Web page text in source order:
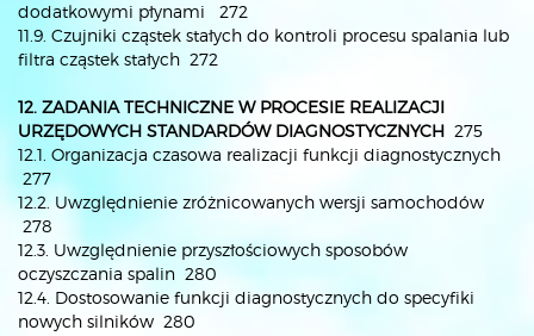
dodatkowymi płynami 272
11.9. Czujniki cząstek stałych do kontroli procesu spalania lub
filtra cząstek stałych 272
12. ZADANIA TECHNICZNE W PROCESIE REALIZACJI
URZĘDOWYCH STANDARDÓW DIAGNOSTYCZNYCH 275
12.1. Organizacja czasowa realizacji funkcji diagnostycznych
277
12.2. Uwzględnienie zróżnicowanych wersji samochodów
278
12.3. Uwzględnienie przyszłościowych sposobów
oczyszczania spalin 280
12.4. Dostosowanie funkcji diagnostycznych do specyfiki
nowych silników 280